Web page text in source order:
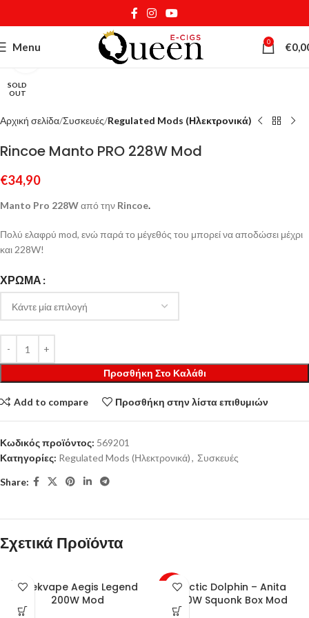
Menu 0 €
SOLD
OUT
Κάντε κλικ για μεγέθυνση
Αρχική σελίδα Συσκευές Regulated Mods (Ηλεκτρονικά)
Rincoe Manto PRO 228W Mod
€34,90
Manto Pro 228Wαπό την Rincoe.
Πολύ ελαφρύ mod, ενώ παρά το μέγεθός του μπορεί να αποδώσει μέχρι
και 228W!
ΧΡΏΜΑ
Προσθήκη Στο Καλάθι
Add to compare Προσθήκη στην λίστα επιθυμιών
Κωδικός προϊόντος: 569201
Κατηγορίες: Regulated Mods (Ηλεκτρονικά), Συσκευές
Share:
Σχετικά Προϊόντα
SOLD
OUT
Geekvape Aegis Legend
200W Mod
-28%
SOLD
Arctic Dolphin – Anita
100W Squonk Box Mod